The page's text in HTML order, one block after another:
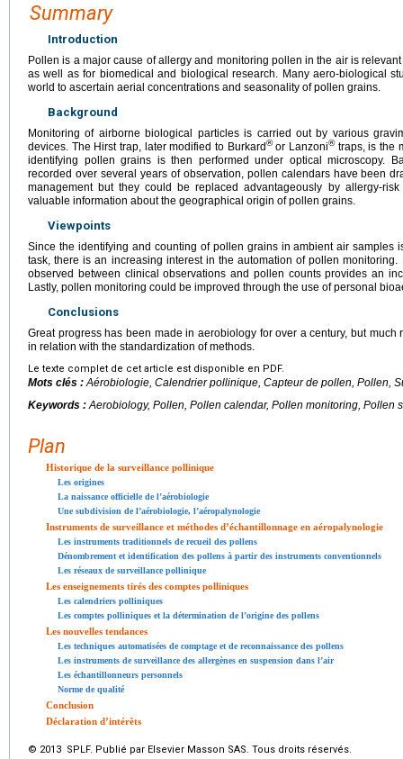
Summary
Introduction
Pollen is a major cause of allergy and monitoring pollen in the air is
as well as for biomedical and biological research. Many aero-biological
world to ascertain aerial concentrations and seasonality of pollen grains.
Background
Monitoring of airborne biological particles is carried out by various
devices. The Hirst trap, later modified to Burkard®or Lanzoni®traps, is the
identifying pollen grains is then performed under optical microscopy.
recorded over several years of observation, pollen calendars have been
management but they could be replaced advantageously by allergy-
valuable information about the geographical origin of pollen grains.
Viewpoints
Since the identifying and counting of pollen grains in ambient air samples
task, there is an increasing interest in the automation of pollen monitoring.
observed between clinical observations and pollen counts provides an
Lastly, pollen monitoring could be improved through the use of personal
Conclusions
Great progress has been made in aerobiology for over a century, but
in relation with the standardization of methods.
Le texte complet de cet article est disponible en PDF.
Mots clés : Aérobiologie, Calendrier pollinique, Capteur de pollen, Pollen,
Keywords : Aerobiology, Pollen, Pollen calendar, Pollen monitoring, Pollen
Plan
Historique de la surveillance pollinique
Les origines
La naissance officielle de l’aérobiologie
Une subdivision de l’aérobiologie, l’aéropalynologie
Instruments de surveillance et méthodes d’échantillonnage en aéropalynologie
Les instruments traditionnels de recueil des pollens
Dénombrement et identification des pollens à partir des instruments conventionnels
Les réseaux de surveillance pollinique
Les enseignements tirés des comptes polliniques
Les calendriers polliniques
Les comptes polliniques et la détermination de l’origine des pollens
Les nouvelles tendances
Les techniques automatisées de comptage et de reconnaissance des pollens
Les instruments de surveillance des allergènes en suspension dans l’air
Les échantillonneurs personnels
Norme de qualité
Conclusion
Déclaration d’intérêts
© 2013 SPLF. Publié par Elsevier Masson SAS. Tous droits réservés.